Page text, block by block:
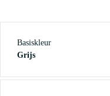
Basiskleur
Grijs